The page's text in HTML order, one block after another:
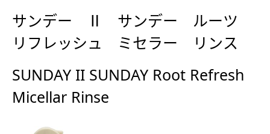
サンデー Ⅱ サンデー ルーツ
リフレッシュ ミセラー リンス
SUNDAY II SUNDAY Root Refresh
Micellar Rinse